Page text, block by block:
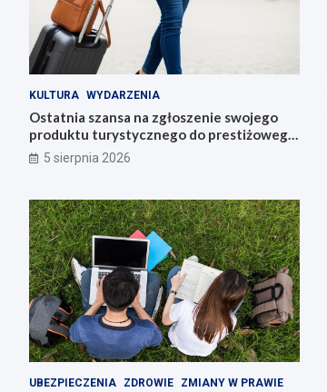
KULTURA WYDARZENIA
Ostatnia szansa na zgłoszenie swojego
produktu turystycznego do prestiżowego
konkursu POT
5 sierpnia 2026
UBEZPIECZENIA ZDROWIE ZMIANY W PRAWIE